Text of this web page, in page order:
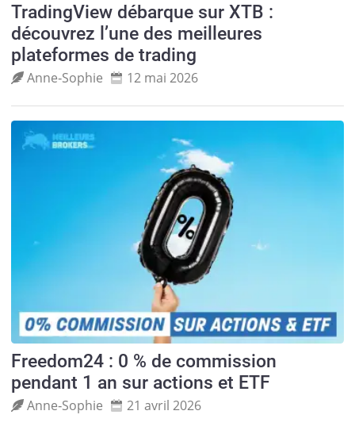
TradingView débarque sur XTB :
découvrez l’une des meilleures
plateformes de trading
Anne‑Sophie 12 mai 2026
Freedom24 : 0 % de commission
pendant 1 an sur actions et ETF
Anne‑Sophie 21 avril 2026